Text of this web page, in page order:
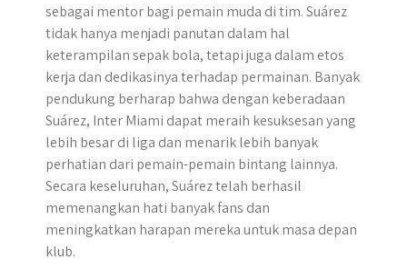
sebagai mentor bagi pemain muda di tim. Suárez
tidak hanya menjadi panutan dalam hal
keterampilan sepak bola, tetapi juga dalam etos
kerja dan dedikasinya terhadap permainan. Banyak
pendukung berharap bahwa dengan keberadaan
Suárez, Inter Miami dapat meraih kesuksesan yang
lebih besar di liga dan menarik lebih banyak
perhatian dari pemain-pemain bintang lainnya.
Secara keseluruhan, Suárez telah berhasil
memenangkan hati banyak fans dan
meningkatkan harapan mereka untuk masa depan
klub.